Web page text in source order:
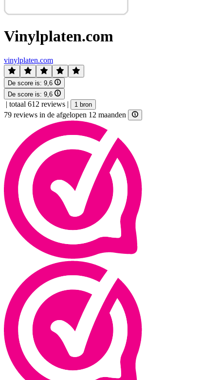
Vinylplaten.com
vinylplaten.com
De score is: 9,6
De score is: 9,6
| totaal 612 reviews | 1 bron
79 reviews in de afgelopen 12 maanden